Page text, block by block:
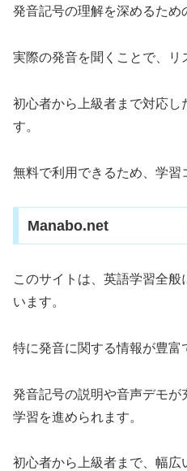
発音記号の理解を深めるため
実際の発音を聞くことで、リ
初心者から上級者まで対応し
す。
無料で利用できるため、学習
Manabo.net
このサイトは、英語学習全
います。
特に発音に関する情報が豊富
発音記号の説明や音声デモ
学習を進められます。
初心者から上級者まで、幅